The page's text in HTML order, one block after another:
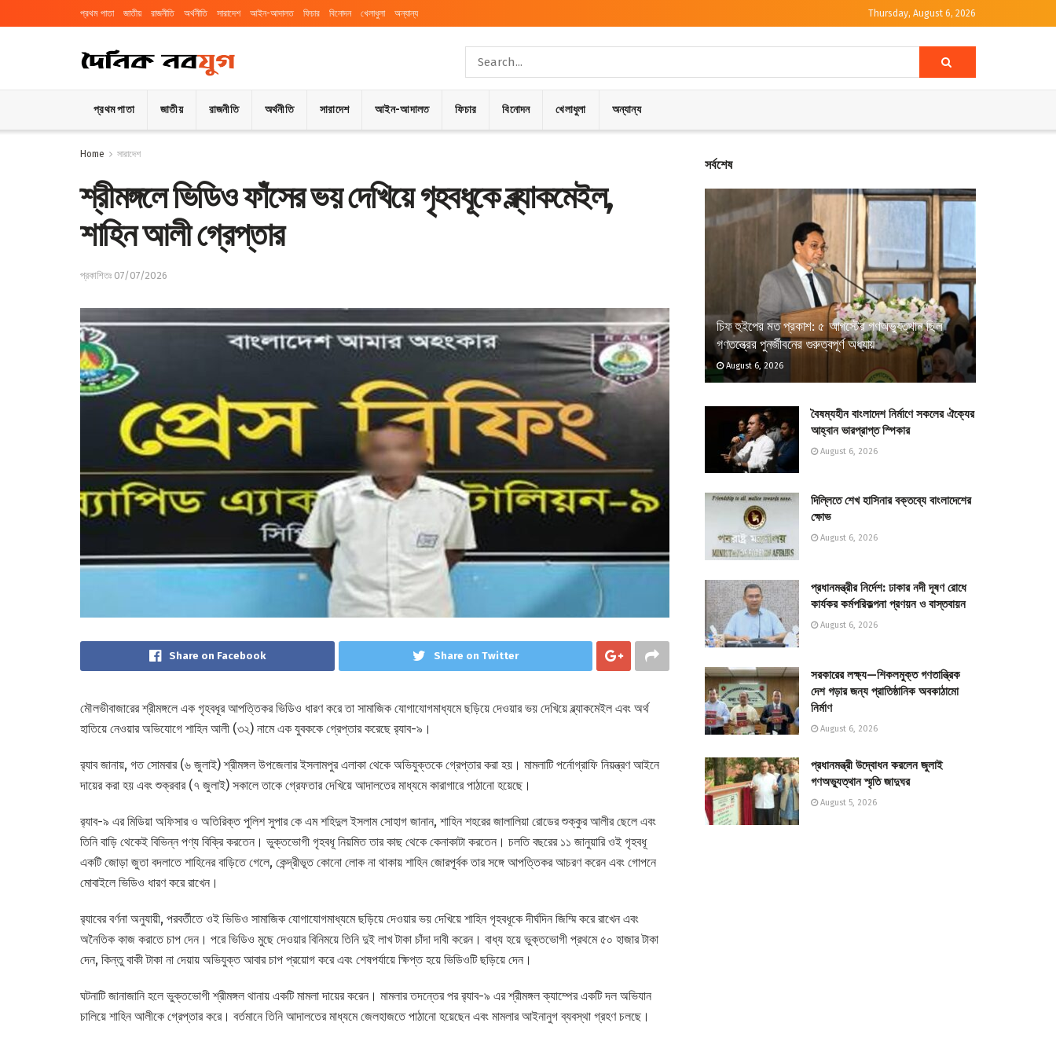
প্রথম পাতা জাতীয় রাজনীতি অর্থনীতি সারাদেশ আইন-আদালত ফিচার বিনোদন খেলাধুলা অন্যান্য Thursday, August 6, 2026
প্রথম পাতা জাতীয় রাজনীতি অর্থনীতি সারাদেশ আইন-আদালত ফিচার বিনোদন খেলাধুলা অন্যান্য
Home সারাদেশ
শ্রীমঙ্গলে ভিডিও ফাঁসের ভয় দেখিয়ে গৃহবধূকে ব্ল্যাকমেইল,
শাহিন আলী গ্রেপ্তার
প্রকাশিতঃ 07/07/2026
Share on Facebook Share on Twitter
মৌলভীবাজারের শ্রীমঙ্গলে এক গৃহবধূর আপত্তিকর ভিডিও ধারণ করে তা সামাজিক যোগাযোগমাধ্যমে ছড়িয়ে দেওয়ার ভয় দেখিয়ে ব্ল্যাকমেইল এবং অর্থ
হাতিয়ে নেওয়ার অভিযোগে শাহিন আলী (৩২) নামে এক যুবককে গ্রেপ্তার করেছে র‍্যাব-৯।
র‍্যাব জানায়, গত সোমবার (৬ জুলাই) শ্রীমঙ্গল উপজেলার ইসলামপুর এলাকা থেকে অভিযুক্তকে গ্রেপ্তার করা হয়। মামলাটি পর্নোগ্রাফি নিয়ন্ত্রণ আইনে
দায়ের করা হয় এবং শুক্রবার (৭ জুলাই) সকালে তাকে গ্রেফতার দেখিয়ে আদালতের মাধ্যমে কারাগারে পাঠানো হয়েছে।
র‍্যাব-৯ এর মিডিয়া অফিসার ও অতিরিক্ত পুলিশ সুপার কে এম শহিদুল ইসলাম সোহাগ জানান, শাহিন শহরের জালালিয়া রোডের শুক্কুর আলীর ছেলে এবং
তিনি বাড়ি থেকেই বিভিন্ন পণ্য বিক্রি করতেন। ভুক্তভোগী গৃহবধূ নিয়মিত তার কাছ থেকে কেনাকাটা করতেন। চলতি বছরের ১১ জানুয়ারি ওই গৃহবধূ
একটি জোড়া জুতা বদলাতে শাহিনের বাড়িতে গেলে, কেন্দ্রীভূত কোনো লোক না থাকায় শাহিন জোরপূর্বক তার সঙ্গে আপত্তিকর আচরণ করেন এবং গোপনে
মোবাইলে ভিডিও ধারণ করে রাখেন।
র‍্যাবের বর্ণনা অনুযায়ী, পরবর্তীতে ওই ভিডিও সামাজিক যোগাযোগমাধ্যমে ছড়িয়ে দেওয়ার ভয় দেখিয়ে শাহিন গৃহবধূকে দীর্ঘদিন জিম্মি করে রাখেন এবং
অনৈতিক কাজ করাতে চাপ দেন। পরে ভিডিও মুছে দেওয়ার বিনিময়ে তিনি দুই লাখ টাকা চাঁদা দাবী করেন। বাধ্য হয়ে ভুক্তভোগী প্রথমে ৫০ হাজার টাকা
দেন, কিন্তু বাকী টাকা না দেয়ায় অভিযুক্ত আবার চাপ প্রয়োগ করে এবং শেষপর্যায়ে ক্ষিপ্ত হয়ে ভিডিওটি ছড়িয়ে দেন।
ঘটনাটি জানাজানি হলে ভুক্তভোগী শ্রীমঙ্গল থানায় একটি মামলা দায়ের করেন। মামলার তদন্তের পর র‍্যাব-৯ এর শ্রীমঙ্গল ক্যাম্পের একটি দল অভিযান
চালিয়ে শাহিন আলীকে গ্রেপ্তার করে। বর্তমানে তিনি আদালতের মাধ্যমে জেলহাজতে পাঠানো হয়েছেন এবং মামলার আইনানুগ ব্যবস্থা গ্রহণ চলছে।
সর্বশেষ
চিফ হুইপের মত প্রকাশ: ৫ আগস্টের গণঅভ্যুত্থান ছিল
গণতন্ত্রের পুনর্জীবনের গুরুত্বপূর্ণ অধ্যায়
August 6, 2026
বৈষম্যহীন বাংলাদেশ নির্মাণে সকলের ঐক্যের
আহ্বান ভারপ্রাপ্ত স্পিকার
August 6, 2026
দিল্লিতে শেখ হাসিনার বক্তব্যে বাংলাদেশের
ক্ষোভ
August 6, 2026
প্রধানমন্ত্রীর নির্দেশ: ঢাকার নদী দূষণ রোধে
কার্যকর কর্মপরিকল্পনা প্রণয়ন ও বাস্তবায়ন
August 6, 2026
সরকারের লক্ষ্য—শিকলমুক্ত গণতান্ত্রিক
দেশ গড়ার জন্য প্রাতিষ্ঠানিক অবকাঠামো
নির্মাণ
August 6, 2026
প্রধানমন্ত্রী উদ্বোধন করলেন জুলাই
গণঅভ্যুত্থান স্মৃতি জাদুঘর
August 5, 2026